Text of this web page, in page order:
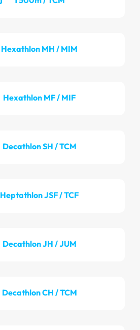
Hexathlon MH / MIM
Hexathlon MF / MIF
Decathlon SH / TCM
Heptathlon JSF / TCF
Decathlon JH / JUM
Decathlon CH / TCM